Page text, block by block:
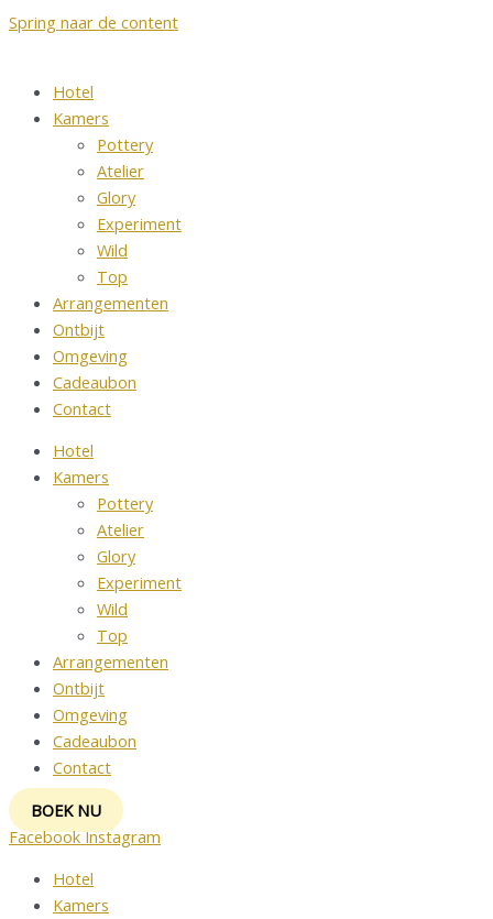
Spring naar de content
Hotel
Kamers
Pottery
Atelier
Glory
Experiment
Wild
Top
Arrangementen
Ontbijt
Omgeving
Cadeaubon
Contact
Hotel
Kamers
Pottery
Atelier
Glory
Experiment
Wild
Top
Arrangementen
Ontbijt
Omgeving
Cadeaubon
Contact
BOEK NU
Facebook Instagram
Hotel
Kamers